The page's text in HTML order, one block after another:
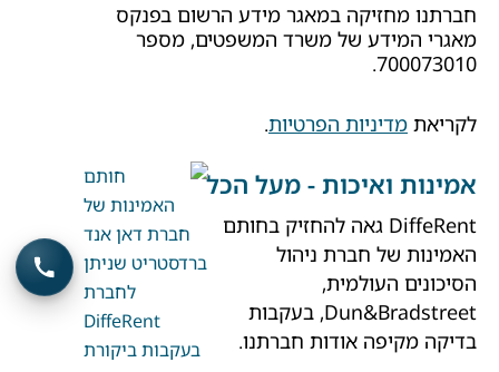
חברתנו מחזיקה במאגר מידע הרשום בפנקס
מאגרי המידע של משרד המשפטים, מספר
700073010.
לקריאת מדיניות הפרטיות.
אמינות ואיכות - מעל הכל
DiffeRent גאה להחזיק בחותם
האמינות של חברת ניהול
הסיכונים העולמית,
Dun&Bradstreet, בעקבות
בדיקה מקיפה אודות חברתנו.